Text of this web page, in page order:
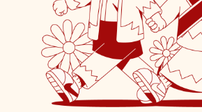
Melati Dwi Murniati,
Middle child dari Bapak H. Bakti
Nuraini Zaini, S.E.